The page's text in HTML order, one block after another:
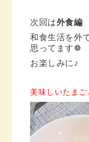
次回は外食編
和食生活を外
思ってます❁︎
お楽しみに♪
美味しいたま